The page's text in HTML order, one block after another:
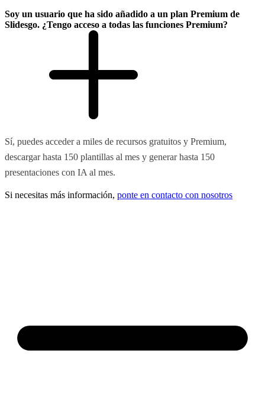
Soy un usuario que ha sido añadido a un plan Premium de
Slidesgo. ¿Tengo acceso a todas las funciones Premium?
Sí, puedes acceder a miles de recursos gratuitos y Premium,
descargar hasta 150 plantillas al mes y generar hasta 150
presentaciones con IA al mes.
Si necesitas más información, ponte en contacto con nosotros